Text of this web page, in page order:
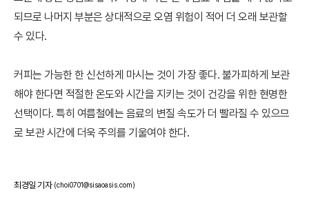
되므로 나머지 부분은 상대적으로 오염 위험이 적어 더 오래 보관할
수 있다.
커피는 가능한 한 신선하게 마시는 것이 가장 좋다. 불가피하게 보관
해야 한다면 적절한 온도와 시간을 지키는 것이 건강을 위한 현명한
선택이다. 특히 여름철에는 음료의 변질 속도가 더 빨라질 수 있으므
로 보관 시간에 더욱 주의를 기울여야 한다.
최경일 기자 (choi0701@sisaoasis.com)